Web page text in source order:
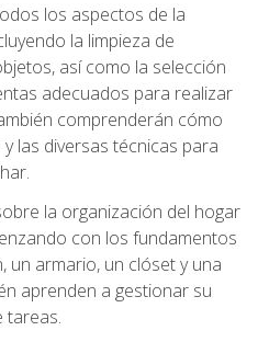
los aspectos de la
la limpieza de
así como la selección
adecuados para realizar
comprenderán cómo
las diversas técnicas para
la organización del hogar
con los fundamentos
un armario, un clóset y una
aprenden a gestionar su
tareas.